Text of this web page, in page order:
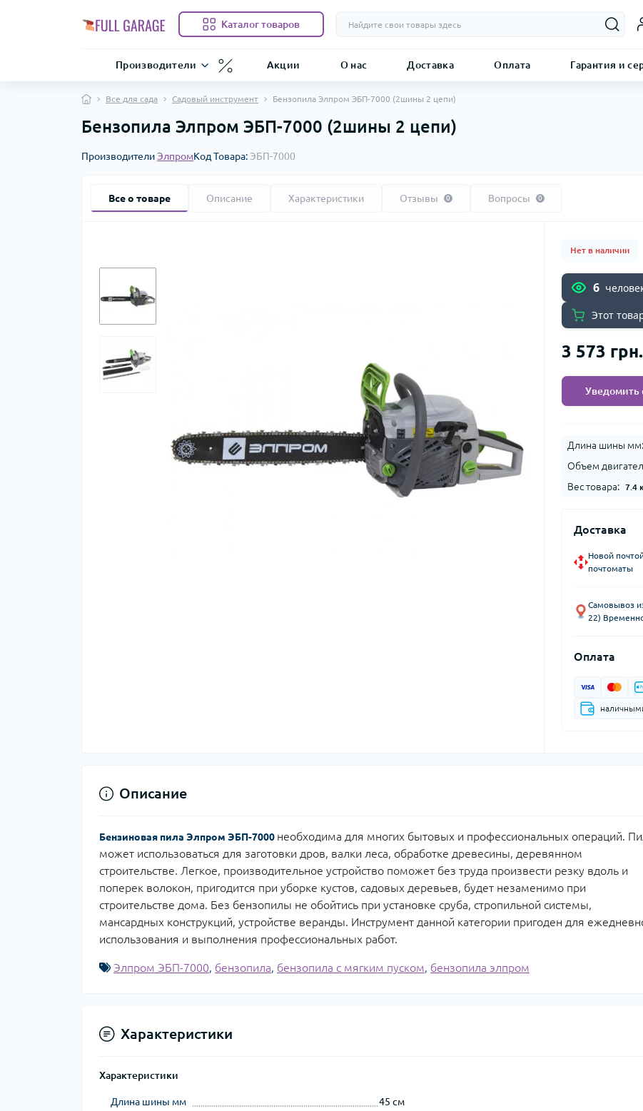
Каталог товаров
Производители Акции О нас Доставка Оплата Гарантия и
Все для сада Садовый инструмент Бензопила Элпром ЭБП-7000 (2шины 2 цепи)
Бензопила Элпром ЭБП-7000 (2шины 2 цепи)
ПроизводителиЭлпромКод Товара:ЭБП-7000
Все о товаре Описание Характеристики Отзывы 0 Вопросы 0
Нет в наличии
6
Этот
3 573 грн.
Уведомить
Длина шины мм:
Объем
Вес товара: 7.4
Доставка
Новой
почтоматы
Самовывоз
22)
Оплата
Описание
Бензиновая пила Элпром ЭБП-7000 необходима для многих бытовых и профессиональных операций.
может использоваться для заготовки дров, валки леса, обработке древесины, деревянном
строительстве. Легкое, производительное устройство поможет без труда произвести резку вдоль и
поперек волокон, пригодится при уборке кустов, садовых деревьев, будет незаменимо при
строительстве дома. Без бензопилы не обойтись при установке сруба, стропильной системы,
мансардных конструкций, устройстве веранды. Инструмент данной категории пригоден для
использования и выполнения профессиональных работ.
Элпром ЭБП-7000, бензопила, бензопила с мягким пуском, бензопила элпром
Характеристики
Характеристики
Длина шины мм 45 см